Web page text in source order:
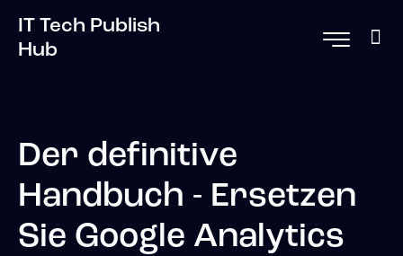
IT Tech Publish
Hub
Der definitive
Handbuch - Ersetzen
Sie Google Analytics